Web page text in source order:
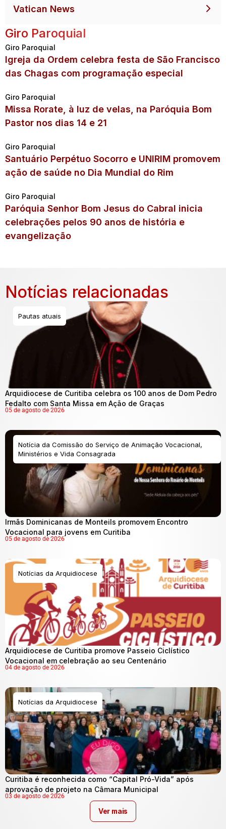
Vatican News
Giro Paroquial
Giro Paroquial
Igreja da Ordem celebra festa de São Francisco
das Chagas com programação especial
Giro Paroquial
Missa Rorate, à luz de velas, na Paróquia Bom
Pastor nos dias 14 e 21
Giro Paroquial
Santuário Perpétuo Socorro e UNIRIM promovem
ação de saúde no Dia Mundial do Rim
Giro Paroquial
Paróquia Senhor Bom Jesus do Cabral inicia
celebrações pelos 90 anos de história e
evangelização
Notícias relacionadas
Pautas atuais
Arquidiocese de Curitiba celebra os 100 anos de Dom Pedro
Fedalto com Santa Missa em Ação de Graças
05 de agosto de 2026
Notícia da Comissão do Serviço de Animação Vocacional,
Ministérios e Vida Consagrada
Irmãs Dominicanas de Monteils promovem Encontro
Vocacional para jovens em Curitiba
05 de agosto de 2026
Notícias da Arquidiocese
Arquidiocese de Curitiba promove Passeio Ciclístico
Vocacional em celebração ao seu Centenário
04 de agosto de 2026
Notícias da Arquidiocese
Curitiba é reconhecida como “Capital Pró-Vida” após
aprovação de projeto na Câmara Municipal
03 de agosto de 2026
Ver mais